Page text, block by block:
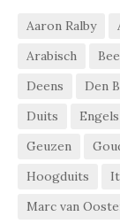
Aaron Ralby
Arabisch
Deens
Den
Duits
Engels
Geuzen
Hoogduits
Marc van